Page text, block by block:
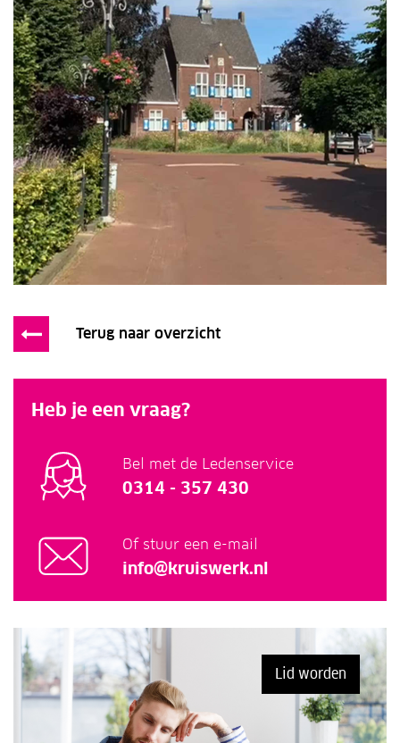
Terug naar overzicht
Heb je een vraag?
Bel met de Ledenservice
0314 - 357 430
Of stuur een e-mail
info@kruiswerk.nl
Lid worden